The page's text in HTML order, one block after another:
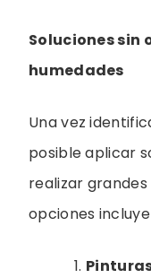
Soluciones sin
humedades
Una vez
posible aplicar
realizar grandes
opciones